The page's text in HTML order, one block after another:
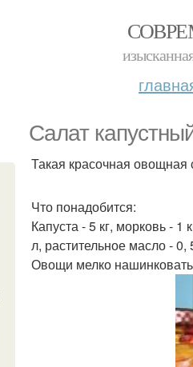
Салат
Такая красочная овощная
Что понадобится:
Капуста - 5 кг, морковь - 1
л, растительное масло - 0,
Овощи мелко нашинковать